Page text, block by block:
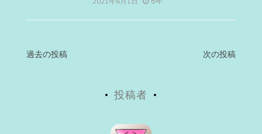
投
過去の投稿 次の投稿
投稿者